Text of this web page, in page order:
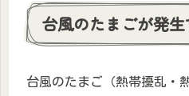
台風のたまごが発
台風のたまご（熱帯擾乱・